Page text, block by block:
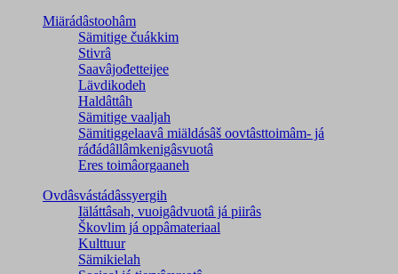
Miärádâstoohâm
Sämitige čuákkim
Stivrâ
Saavâjođetteijee
Lävdikodeh
Haldâttâh
Sämitige vaaljah
Sämitiggelaavâ miäldásâš oovtâsttoimâm- já
ráđádâllâmkenigâsvuotâ
Eres toimâorgaaneh
Ovdâsvástádâssyergih
Iäláttâsah, vuoigâdvuotâ já piirâs
Škovlim já oppâmateriaal
Kulttuur
Sämikielah